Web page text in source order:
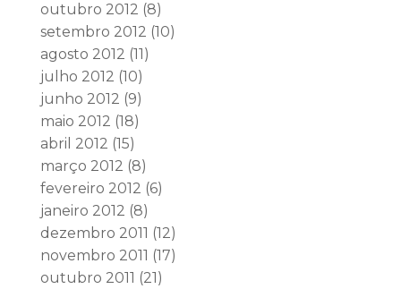
outubro 2012 (8)
setembro 2012 (10)
agosto 2012 (11)
julho 2012 (10)
junho 2012 (9)
maio 2012 (18)
abril 2012 (15)
março 2012 (8)
fevereiro 2012 (6)
janeiro 2012 (8)
dezembro 2011 (12)
novembro 2011 (17)
outubro 2011 (21)